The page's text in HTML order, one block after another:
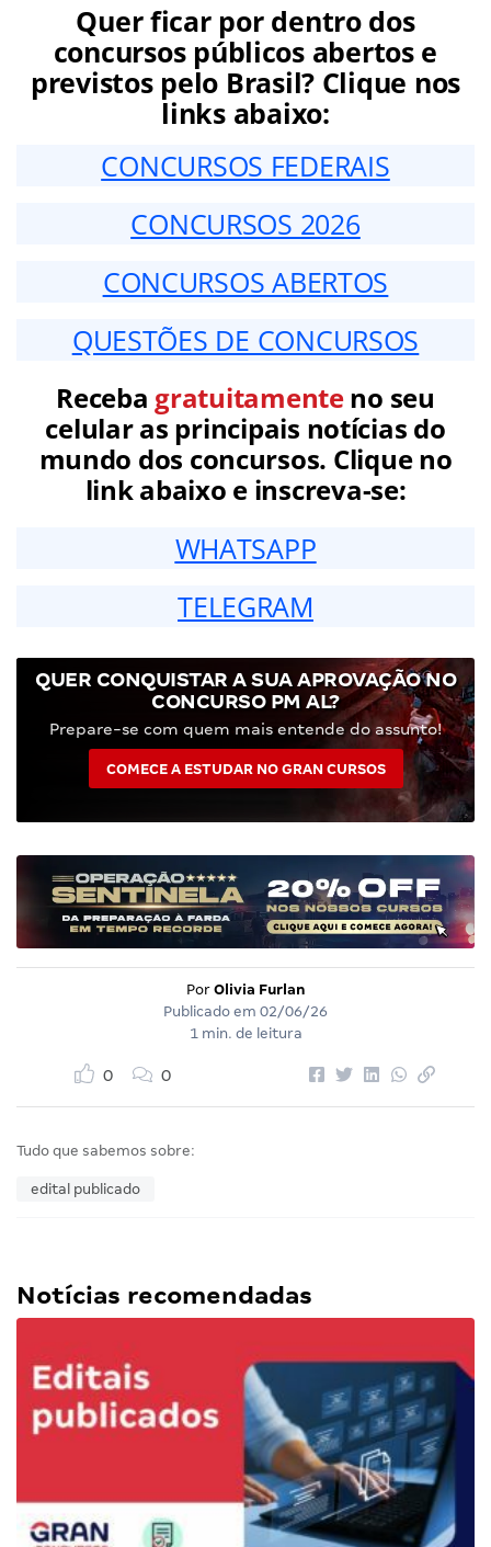
Quer ficar por dentro dos
concursos públicos abertos e
previstos pelo Brasil? Clique nos
links abaixo:
CONCURSOS FEDERAIS
CONCURSOS 2026
CONCURSOS ABERTOS
QUESTÕES DE CONCURSOS
Receba gratuitamenteno seu
celular as principais notícias do
mundo dos concursos. Clique no
link abaixo e inscreva-se:
WHATSAPP
TELEGRAM
QUER CONQUISTAR A SUA APROVAÇÃO NO
CONCURSO PM AL?
Prepare-se com quem mais entende do assunto!
COMECE A ESTUDAR NO GRAN CURSOS
Por Olivia Furlan
Publicado em 02/06/26
1 min. de leitura
0 0
Tudo que sabemos sobre:
edital publicado
Notícias recomendadas